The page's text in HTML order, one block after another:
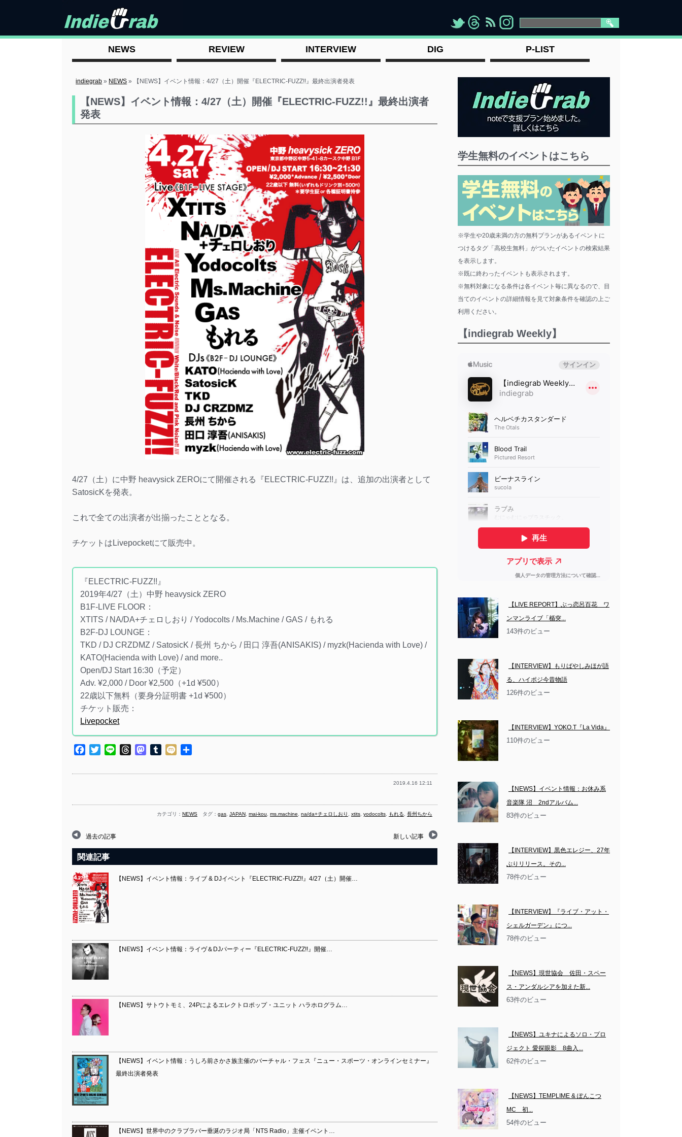
"> "> "> " >
NEWS REVIEW INTERVIEW DIG P-LIST
indiegrab » NEWS » 【NEWS】イベント情報：4/27（土）開催『ELECTRIC-FUZZ!!』最終出演者発表
【NEWS】イベント情報：4/27（土）開催『ELECTRIC-FUZZ!!』最終出演者
発表
4/27（土）に中野 heavysick ZEROにて開催される『ELECTRIC-FUZZ!!』は、追加の出演者として
SatosicKを発表。
これで全ての出演者が出揃ったこととなる。
チケットはLivepocketにて販売中。
『ELECTRIC-FUZZ!!』
2019年4/27（土）中野 heavysick ZERO
B1F-LIVE FLOOR：
XTITS / NA/DA+チェロしおり / Yodocolts / Ms.Machine / GAS / もれる
B2F-DJ LOUNGE：
TKD / DJ CRZDMZ / SatosicK / 長州 ちから / 田口 淳吾(ANISAKIS) / myzk(Hacienda with Love) /
KATO(Hacienda with Love) / and more..
Open/DJ Start 16:30（予定）
Adv. ¥2,000 / Door ¥2,500（+1d ¥500）
22歳以下無料（要身分証明書 +1d ¥500）
チケット販売：
Livepocket
Facebook
TwitterLine ThreadsMastodon
TumblrMixi
2019.4.16 12:11
カテゴリ： NEWS タグ： gas JAPAN mai-kou ms.machine na/da+チェロしおり xtits yodocolts もれる 長州ちから
過去の記事 新しい記事
関連記事
【NEWS】イベント情報：ライブ & DJイベント『ELECTRIC-FUZZ!!』4/27（土）開催…
【NEWS】イベント情報：ライヴ＆DJパーティー『ELECTRIC-FUZZ!!』開催…
【NEWS】サトウトモミ、24Pによるエレクトロポップ・ユニット ハラホログラム…
【NEWS】イベント情報：うしろ前さかさ族主催のバーチャル・フェス『ニュー・スポーツ・オンラインセミナー』
最終出演者発表
【NEWS】世界中のクラブラバー垂涎のラジオ局「NTS Radio」主催イベント…
学生無料のイベントはこちら
※学生や20歳未満の方の無料プランがあるイベントに
つけるタグ「高校生無料」がついたイベントの検索結果
を表示します。
※既に終わったイベントも表示されます。
※無料対象になる条件は各イベント毎に異なるので、目
当てのイベントの詳細情報を見て対象条件を確認の上ご
利用ください。
【indiegrab Weekly】
【LIVE REPORT】ぶっ恋呂百花　ワ
ンマンライブ「楯突...
143件のビュー
【INTERVIEW】もりばやしみほが語
る、ハイポジ今昔物語
126件のビュー
【INTERVIEW】YOKO.T『La Vida』
110件のビュー
【NEWS】イベント情報：お休み系
音楽隊 沼　2ndアルバム...
83件のビュー
【INTERVIEW】黒色エレジー、27年
ぶりリリース。その...
78件のビュー
【INTERVIEW】『ライブ・アット・
シェルガーデン』につ...
78件のビュー
【NEWS】現世協会　佐田・スペー
ス・アンダルシアを加えた新...
63件のビュー
【NEWS】ユキナによるソロ・プロ
ジェクト 愛探眼影　8曲入...
62件のビュー
【NEWS】TEMPLIME & ぽんこつ
MC　初...
54件のビュー